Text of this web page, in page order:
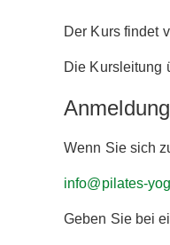
Der Kurs findet
Die Kursleitung
Wenn Sie sich
info@pilates-
Geben Sie bei